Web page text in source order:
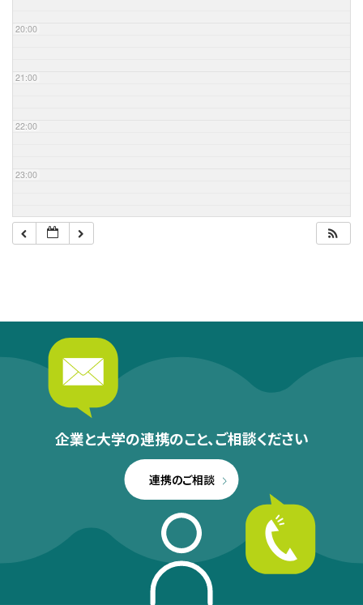
20:00
21:00
22:00
23:00
企業と大学の連携のこと、ご相談ください
連携のご相談